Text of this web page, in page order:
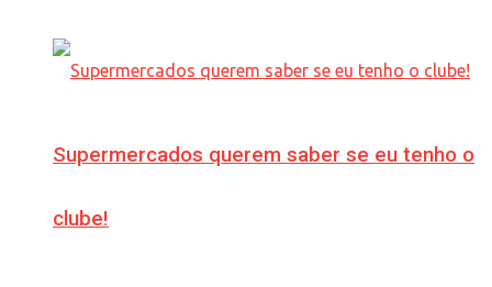
Supermercados querem saber se eu tenho o
clube!